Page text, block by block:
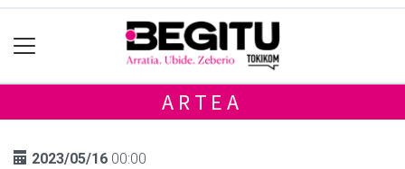
ARTEA
2023/05/16 00:00